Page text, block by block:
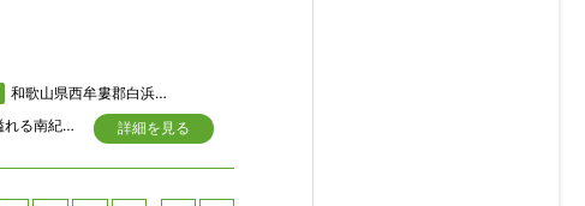
和歌山県西牟婁郡白浜町 堅田
海は青く透き通り、プライベートビーチで泳ぎ、カヤックで遊ぶなど浪漫の溢れる南紀白浜の無人島物件。堅田の海岸から島まで約２５０ｍ程で、泳いでも渡れそうな好立地。
詳細を見る